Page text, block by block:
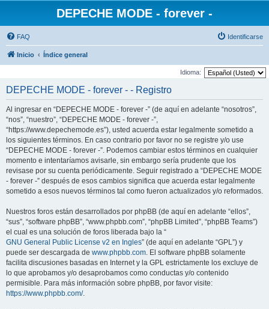
DEPECHE MODE - forever -
FAQ Identificarse
Inicio Índice general
Idioma:
DEPECHE MODE - forever - - Registro
Al ingresar en “DEPECHE MODE - forever -” (de aquí en adelante “nosotros”,
“nos”, “nuestro”, “DEPECHE MODE - forever -”,
“https://www.depechemode.es”), usted acuerda estar legalmente sometido a
los siguientes términos. En caso contrario por favor no se registre y/o use
“DEPECHE MODE - forever -”. Podemos cambiar estos términos en cualquier
momento e intentaríamos avisarle, sin embargo sería prudente que los
revisase por su cuenta periódicamente. Seguir registrado a “DEPECHE MODE
- forever -” después de esos cambios significa que acuerda estar legalmente
sometido a esos nuevos términos tal como fueron actualizados y/o reformados.
Nuestros foros están desarrollados por phpBB (de aquí en adelante “ellos”,
“sus”, “software phpBB”, “www.phpbb.com”, “phpBB Limited”, “phpBB Teams”)
el cual es una solución de foros liberada bajo la “
GNU General Public License v2 en Ingles” (de aquí en adelante “GPL”) y
puede ser descargada de www.phpbb.com. El software phpBB solamente
facilita discusiones basadas en Internet y la GPL estrictamente los excluye de
lo que aprobamos y/o desaprobamos como conductas y/o contenido
permisible. Para más información sobre phpBB, por favor visite:
https://www.phpbb.com/.